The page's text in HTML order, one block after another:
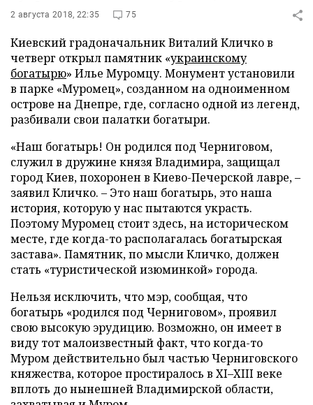
2 августа 2018, 22:35 75
Киевский градоначальник Виталий Кличко в
четверг открыл памятник «украинскому
богатырю» Илье Муромцу. Монумент установили
в парке «Муромец», созданном на одноименном
острове на Днепре, где, согласно одной из легенд,
разбивали свои палатки богатыри.
«Наш богатырь! Он родился под Черниговом,
служил в дружине князя Владимира, защищал
город Киев, похоронен в Киево-Печерской лавре, –
заявил Кличко. – Это наш богатырь, это наша
история, которую у нас пытаются украсть.
Поэтому Муромец стоит здесь, на историческом
месте, где когда-то располагалась богатырская
застава». Памятник, по мысли Кличко, должен
стать «туристической изюминкой» города.
Нельзя исключить, что мэр, сообщая, что
богатырь «родился под Черниговом», проявил
свою высокую эрудицию. Возможно, он имеет в
виду тот малоизвестный факт, что когда-то
Муром действительно был частью Черниговского
княжества, которое простиралось в XI–XIII веке
вплоть до нынешней Владимирской области,